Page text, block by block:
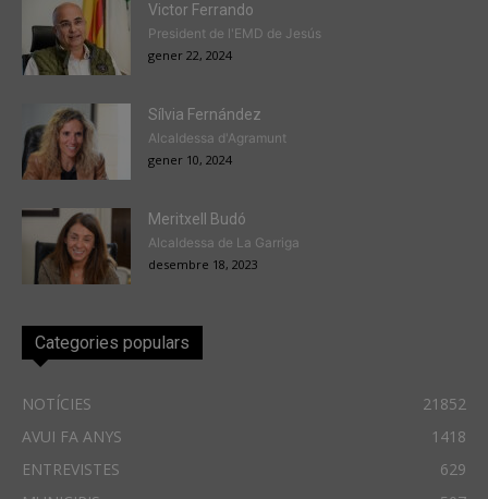
Victor Ferrando
President de l'EMD de Jesús
gener 22, 2024
Sílvia Fernández
Alcaldessa d'Agramunt
gener 10, 2024
Meritxell Budó
Alcaldessa de La Garriga
desembre 18, 2023
Categories populars
NOTÍCIES
21852
AVUI FA ANYS
1418
ENTREVISTES
629